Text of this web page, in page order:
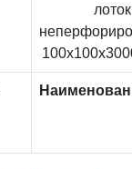
лоток